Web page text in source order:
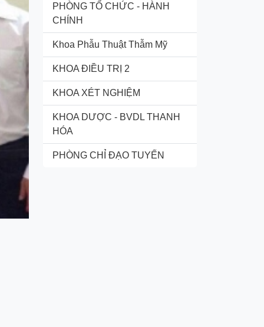
PHÒNG TỔ CHỨC - HÀNH
CHÍNH
Khoa Phẫu Thuật Thẫm Mỹ
KHOA ĐIỀU TRỊ 2
KHOA XÉT NGHIỆM
KHOA DƯỢC - BVDL THANH
HÓA
PHÒNG CHỈ ĐẠO TUYẾN